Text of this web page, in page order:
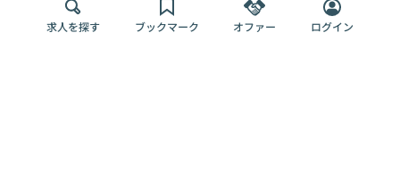
求人を探す ブックマーク オファー ログイン